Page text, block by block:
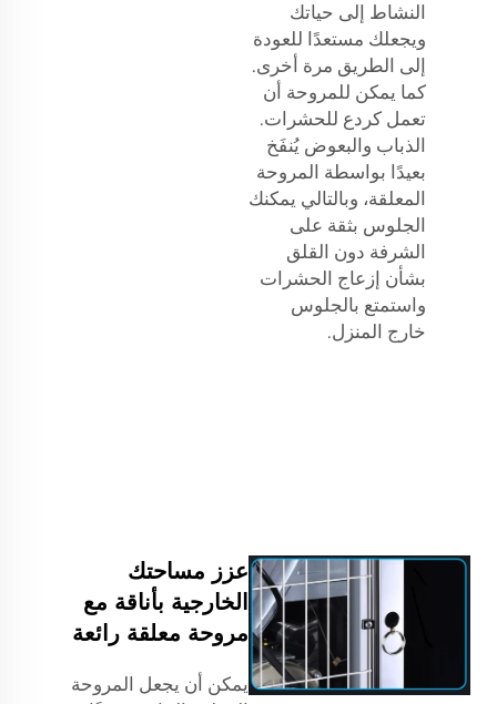
النشاط إلى حياتك
ويجعلك مستعدًا للعودة
إلى الطريق مرة أخرى.
كما يمكن للمروحة أن
تعمل كردع للحشرات.
الذباب والبعوض يُنفَخ
بعيدًا بواسطة المروحة
المعلقة، وبالتالي يمكنك
الجلوس بثقة على
الشرفة دون القلق
بشأن إزعاج الحشرات
واستمتع بالجلوس
خارج المنزل.
عزز مساحتك
الخارجية بأناقة مع
مروحة معلقة رائعة
يمكن أن يجعل المروحة